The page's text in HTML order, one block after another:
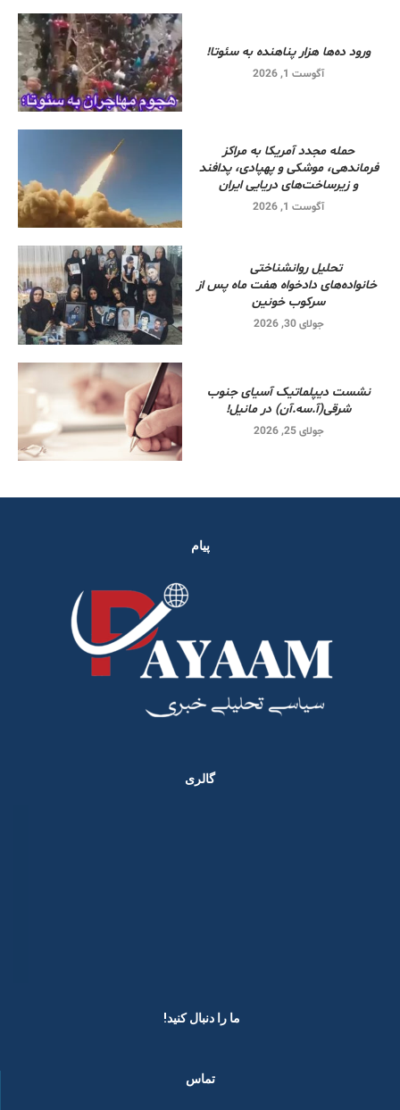
ورود ده‌ها هزار پناهنده به سئوتا!
آگوست 1, 2026
حمله مجدد آمریکا به مراکز
فرماندهی، موشکی و پهپادی، پدافند
و زیرساخت‌های دریایی ایران
آگوست 1, 2026
تحلیل روانشناختی
خانواده‌های دادخواه هفت ماه پس از
سرکوب خونین
جولای 30, 2026
نشست دیپلماتیک آسیای جنوب
شرقی‌(آ.سه.آن) در مانیل!
جولای 25, 2026
پیام
گالری
ما را دنبال کنید! ​
تماس